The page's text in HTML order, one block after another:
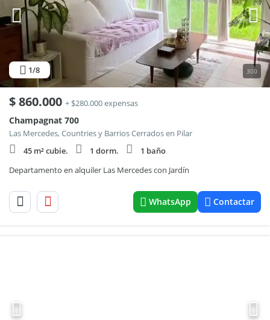
1/8 300
$860.000 + $280.000 expensas
Champagnat 700
Las Mercedes, Countries y Barrios Cerrados en Pilar
45 m² cubie.
1 dorm.
1 baño
Departamento en alquiler Las Mercedes con Jardín
WhatsApp Contactar